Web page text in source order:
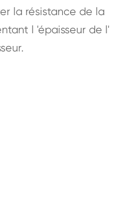
la résistance de la
l 'épaisseur de l'